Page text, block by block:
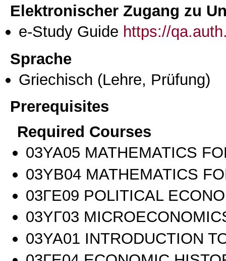
Elektronischer Zugang zu
e-Study Guide https://
Sprache
Griechisch (Lehre, Prüfung)
Prerequisites
Required Courses
03ΥΑ05 MATHEMATICS
03ΥΒ04 MATHEMATICS
03ΓΕ09 POLITICAL
03ΥΓ03
03ΥΑ01 INTRODUCTION